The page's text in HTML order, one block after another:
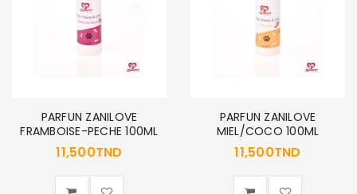
Se souvenir de moi
SE CONNECTER
PARFUN ZANILOVE
FRAMBOISE-PECHE 100ML
11,500TND
PARFUN ZANILOVE
MIEL/COCO 100ML
11,500TND